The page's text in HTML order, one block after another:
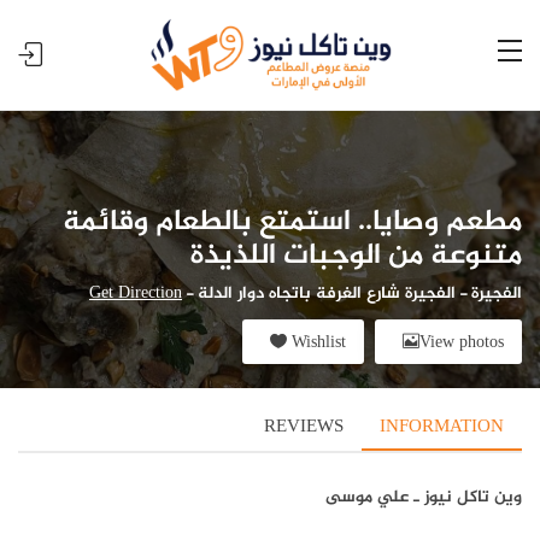
مطعم وصايا.. استمتع بالطعام وقائمة
متنوعة من الوجبات اللذيذة
الفجيرة-الفجيرة شارع الغرفة باتجاه دوار الدلة-
Get Direction
View photos
Wishlist
INFORMATION
REVIEWS
وين تاكل نيوز ـ علي موسى